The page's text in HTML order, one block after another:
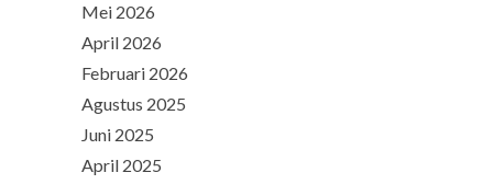
Mei 2026
April 2026
Februari 2026
Agustus 2025
Juni 2025
April 2025